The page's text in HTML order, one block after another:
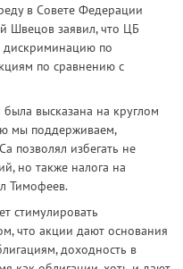
в Совете Федерации
Швецов заявил, что ЦБ
дискриминацию по
по сравнению с
высказана на круглом
мы поддерживаем,
позволял избегать не
но также налога на
Тимофеев.
стимулировать
что акции дают основания
доходность в